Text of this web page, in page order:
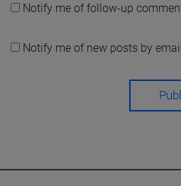
Notify me of follow-up
Notify me of new posts by